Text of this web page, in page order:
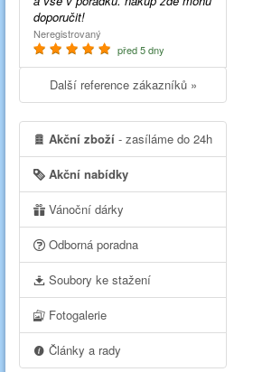
doporučit!
Neregistrovaný
před 5 dny
Další reference zákazníků »
Akční zboží - zasíláme do 24h
Akční nabídky
Vánoční dárky
Odborná poradna
Soubory ke stažení
Fotogalerie
Články a rady